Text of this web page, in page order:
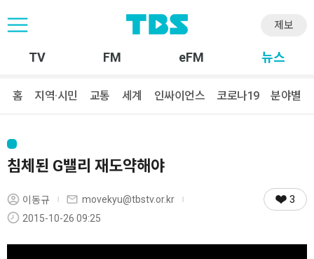
제보
TV FM eFM 뉴스
홈 지역·시민 교통 세계 인싸이언스 코로나19 분야별
침체된 G밸리 재도약해야
이동규
movekyu@tbstv.or.kr
2015-10-26 09:25
3